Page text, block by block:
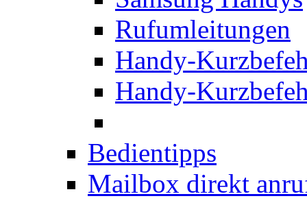
Rufumleitungen
Handy-
Handy-
Bedientipps
Mailbox direkt